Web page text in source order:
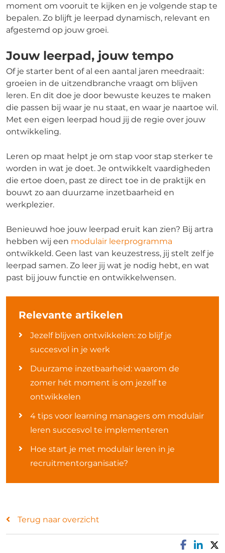
moment om vooruit te kijken en je volgende stap te
bepalen. Zo blijft je leerpad dynamisch, relevant en
afgestemd op jouw groei.
Jouw leerpad, jouw tempo
Of je starter bent of al een aantal jaren meedraait:
groeien in de uitzendbranche vraagt om blijven
leren. En dit doe je door bewuste keuzes te maken
die passen bij waar je nu staat, en waar je naartoe wil.
Met een eigen leerpad houd jij de regie over jouw
ontwikkeling.
Leren op maat helpt je om stap voor stap sterker te
worden in wat je doet. Je ontwikkelt vaardigheden
die ertoe doen, past ze direct toe in de praktijk en
bouwt zo aan duurzame inzetbaarheid en
werkplezier.
Benieuwd hoe jouw leerpad eruit kan zien? Bij artra
hebben wij een modulair leerprogramma
ontwikkeld. Geen last van keuzestress, jij stelt zelf je
leerpad samen. Zo leer jij wat je nodig hebt, en wat
past bij jouw functie en ontwikkelwensen.
Relevante artikelen
Jezelf blijven ontwikkelen: zo blijf je
succesvol in je werk
Duurzame inzetbaarheid: waarom de
zomer hét moment is om jezelf te
ontwikkelen
4 tips voor learning managers om modulair
leren succesvol te implementeren
Hoe start je met modulair leren in je
recruitmentorganisatie?
Terug naar overzicht